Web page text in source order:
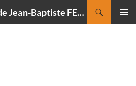
CIELMANIA : le blog de Jean-Baptiste FELDMANN, photographe du ciel